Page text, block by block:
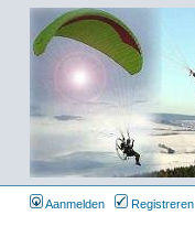
Aanmelden Registreren